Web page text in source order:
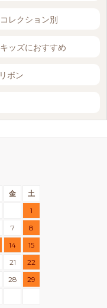
コレクション別
キッズにおすすめ
リボン
金
土
1
7
8
14
15
21
22
28
29